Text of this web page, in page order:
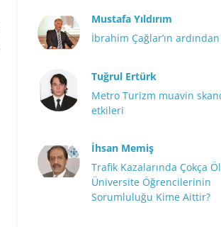
Mustafa Yıldırım
İbrahim Çağlar’ın ardından
Tuğrul Ertürk
Metro Turizm muavin
etkileri
İhsan Memiş
Trafik Kazalarında Çokça
Üniversite Öğrencilerinin
Sorumluluğu Kime Aittir?